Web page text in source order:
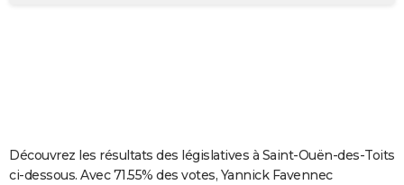
Carte de Noël
Carte Bonne année
Carte Saint-Valentin
Carte Pâques
Carte d'anniversaire
DICTIONNAIRE
Découvrez les résultats des législatives à Saint-Ouën-des-Toits
ci-dessous. Avec 71.55% des votes, Yannick Favennec